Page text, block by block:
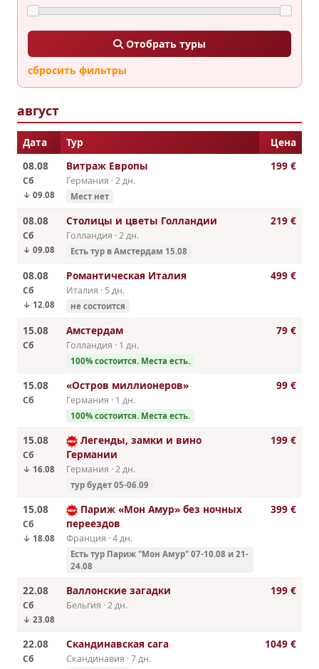
Отобрать туры
сбросить фильтры
август
Дата Тур
Цена
08.08
Сб
↓ 09.08
Витраж Европы
Германия · 2 дн.
Мест нет
199 €
08.08
Сб
↓ 09.08
Столицы и цветы Голландии
Голландия · 2 дн.
Есть тур в Амстердам 15.08
219 €
08.08
Сб
↓ 12.08
Романтическая Италия
Италия · 5 дн.
не состоится
499 €
15.08
Сб
Амстердам
Голландия · 1 дн.
100% cостоится. Места есть.
79 €
15.08
Сб
«Остров миллионеров»
Германия · 1 дн.
100% cостоится. Места есть.
99 €
15.08
Сб
↓ 16.08
Легенды, замки и вино
Германии
Германия · 2 дн.
тур будет 05-06.09
199 €
15.08
Сб
↓ 18.08
Париж «Мон Амур» без ночных
переездов
Франция · 4 дн.
Есть тур Париж "Мон Амур" 07-10.08 и 21-
24.08
399 €
22.08
Сб
↓ 23.08
Валлонские загадки
Бельгия · 2 дн.
199 €
22.08
Сб
Скандинавская сага
Скандинавия · 7 дн.
1049 €